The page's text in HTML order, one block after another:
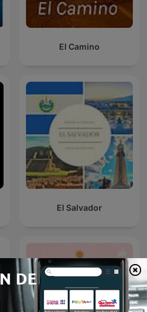
El Camino
El Salvador